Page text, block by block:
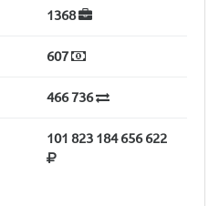
1368
607
466 736
101 823 184 656 622